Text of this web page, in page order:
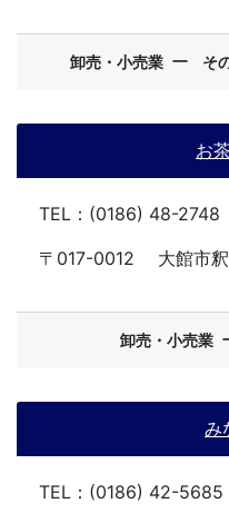
卸売・小売業 ー そ
お
TEL：(0186) 48-2748
〒017-0012
大館市
卸売・小売業
み
TEL：(0186) 42-5685